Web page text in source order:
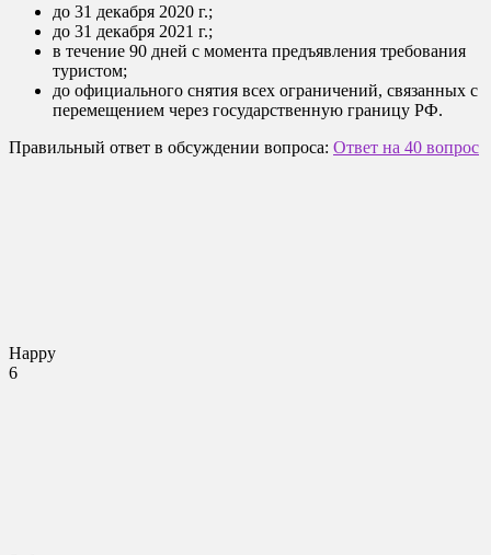
до 31 декабря 2020 г.;
до 31 декабря 2021 г.;
в течение 90 дней с момента предъявления требования
туристом;
до официального снятия всех ограничений, связанных с
перемещением через государственную границу РФ.
Правильный ответ в обсуждении вопроса: Ответ на 40 вопрос
Happy
6